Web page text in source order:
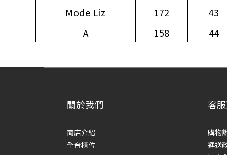
Mode Liz
172
43
A
158 44
關於我們
商店介紹
全台櫃位
客
購物
運送